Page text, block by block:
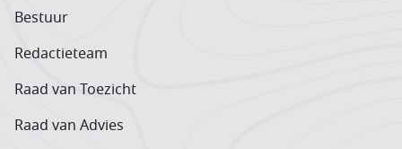
Bestuur
Redactieteam
Raad van Toezicht
Raad van Advies